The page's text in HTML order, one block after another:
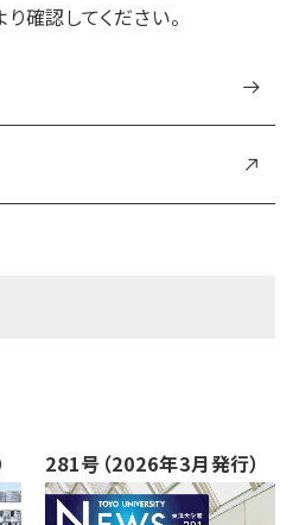
確認してください。
281号（2026年3月発行）